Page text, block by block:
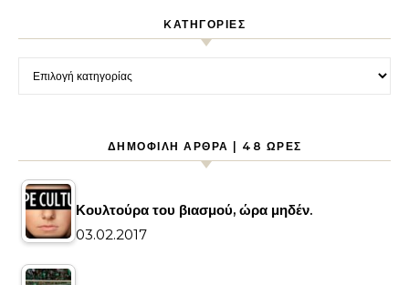
KΑΤΗΓΟΡΊΕΣ
Kατηγορίες
ΔΗΜΟΦΙΛΉ ΆΡΘΡΑ | 48 ΏΡΕΣ
Κουλτούρα του βιασμού, ώρα μηδέν.
03.02.2017